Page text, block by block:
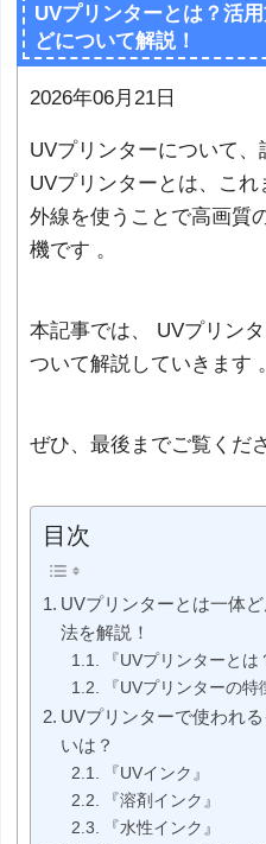
UVプリンターとは？活
どについて解説！
2026年06月21日
UVプリンターについて、
UVプリンターとは、こ
外線を使うことで高画質
機です 。
本記事では、 UVプリン
ついて解説していきます 。
ぜひ、最後までご覧くだ
目次
UVプリンターとは一体
法を解説！
『UVプリンターとは
『UVプリンターの特
UVプリンターで使われ
いは？
『UVインク』
『溶剤インク』
『水性インク』